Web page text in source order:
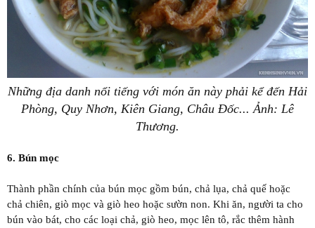
Những địa danh nổi tiếng với món ăn này phải kể đến Hải
Phòng, Quy Nhơn, Kiên Giang, Châu Đốc... Ảnh: Lê
Thương.
6. Bún mọc
Thành phần chính của bún mọc gồm bún, chả lụa, chả quế hoặc
chả chiên, giò mọc và giò heo hoặc sườn non. Khi ăn, người ta cho
bún vào bát, cho các loại chả, giò heo, mọc lên tô, rắc thêm hành